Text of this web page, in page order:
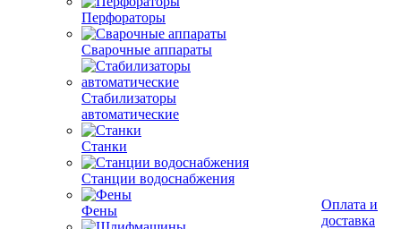
Перфораторы
Сварочные аппараты
Стабилизаторы
автоматические
Станки
Станции водоснабжения
Фены
Оплата и
доставка